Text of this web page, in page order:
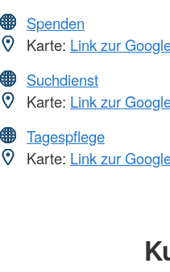
Spenden
Karte: Link zur
Suchdienst
Karte: Link zur
Tagespflege
Karte: Link zur